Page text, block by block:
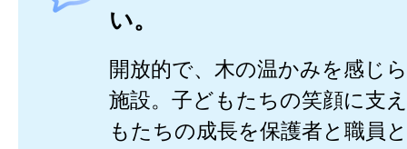
い。
開放的で、木の温かみを感じ
施設。子どもたちの笑顔に支
もたちの成長を保護者と職員